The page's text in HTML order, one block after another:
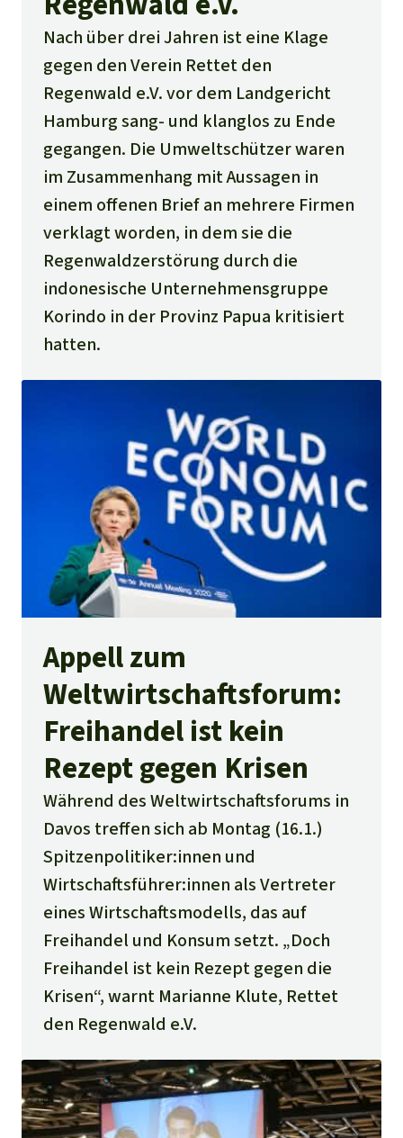
Nach über drei Jahren ist eine Klage
gegen den Verein Rettet den
Regenwald e.V. vor dem Landgericht
Hamburg sang- und klanglos zu Ende
gegangen. Die Umweltschützer waren
im Zusammenhang mit Aussagen in
einem offenen Brief an mehrere Firmen
verklagt worden, in dem sie die
Regenwaldzerstörung durch die
indonesische Unternehmensgruppe
Korindo in der Provinz Papua kritisiert
hatten.
Appell zum
Weltwirtschaftsforum:
Freihandel ist kein
Rezept gegen Krisen
Während des Weltwirtschaftsforums in
Davos treffen sich ab Montag (16.1.)
Spitzenpolitiker:innen und
Wirtschaftsführer:innen als Vertreter
eines Wirtschaftsmodells, das auf
Freihandel und Konsum setzt. „Doch
Freihandel ist kein Rezept gegen die
Krisen“, warnt Marianne Klute, Rettet
den Regenwald e.V.